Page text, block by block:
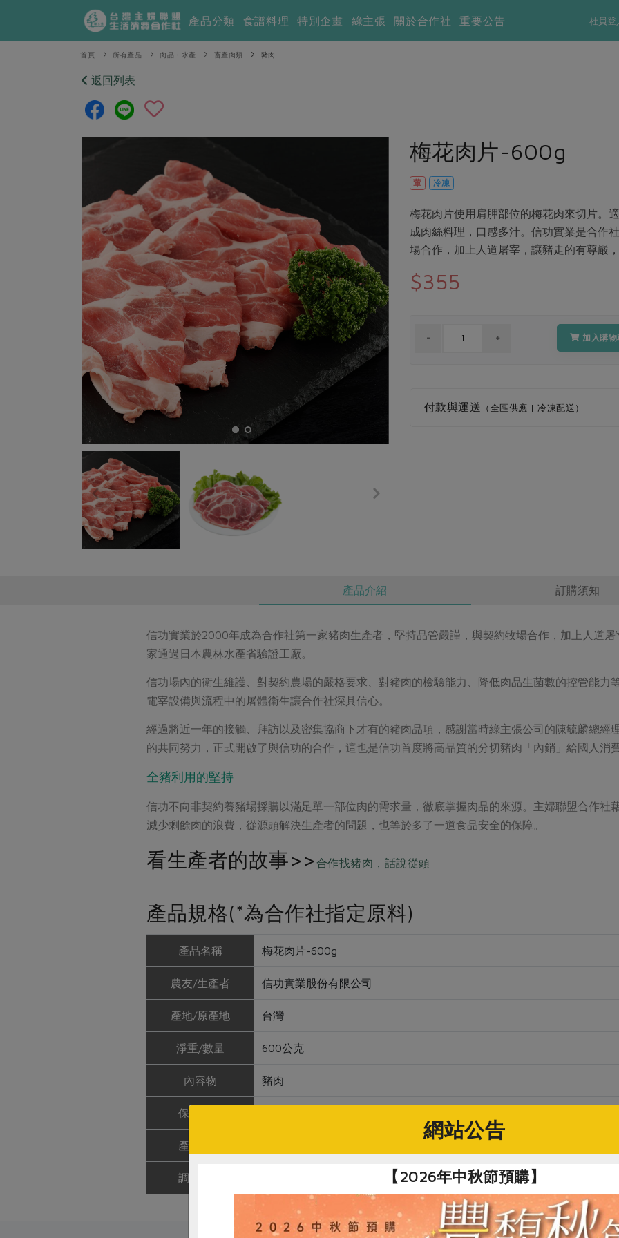
社員登
產品分類 食譜料理 特別企畫 綠主張 關於合作社 重要公告
首頁 所有產品 肉品・水產 畜產肉類 豬肉
返回列表
梅花肉片-600g
葷 冷凍
梅花肉片使用肩胛部位的梅花肉來切片。
成肉絲料理，口感多汁。信功實業是合作
場合作，加上人道屠宰，讓豬走的有尊嚴
$355
加入購物
付款與運送 （全區供應 | 冷凍配送）
產品介紹 訂購須知
信功實業於2000年成為合作社第一家豬肉生產者，堅持品管嚴謹，與契約牧場合作，加上人道
家通過日本農林水產省驗證工廠。
信功場內的衛生維護、對契約農場的嚴格要求、對豬肉的檢驗能力、降低肉品生菌數的控管能力
電宰設備與流程中的屠體衛生讓合作社深具信心。
經過將近一年的接觸、拜訪以及密集協商下才有的豬肉品項，感謝當時綠主張公司的陳毓麟總經
的共同努力，正式開啟了與信功的合作，這也是信功首度將高品質的分切豬肉「內銷」給國人消
全豬利用的堅持
信功不向非契約養豬場採購以滿足單一部位肉的需求量，徹底掌握肉品的來源。主婦聯盟合作社
減少剩餘肉的浪費，從源頭解決生產者的問題，也等於多了一道食品安全的保障。
看生產者的故事>> 合作找豬肉，話說從頭
產品規格(*為合作社指定原料)
產品名稱 梅花肉片-600g
農友/生產者 信功實業股份有限公司
產地/原產地 台灣
淨重/數量 600公克
內容物 豬肉
保存條件
產品說明
調理方式 適合煎豬排，或醃漬後做成燒烤料理；也可切成肉絲來炒肉，具有多汁的
網站公告
【2026年中秋節預購】